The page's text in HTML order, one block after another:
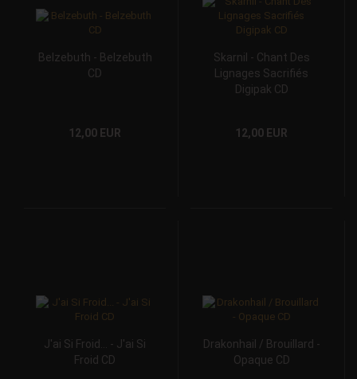
Belzebuth - Belzebuth
CD
12,00 EUR
Skarnil - Chant Des
Lignages Sacrifiés
Digipak CD
12,00 EUR
J'ai Si Froid... - J'ai Si
Froid CD
Drakonhail / Brouillard -
Opaque CD